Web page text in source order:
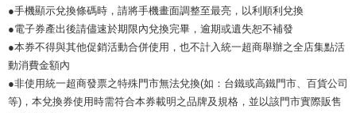
●手機顯示兌換條碼時，請將手機畫面調整至最亮，以利順利兌換
●電子券產出後請儘速於期限內兌換完畢，逾期或遺失恕不補發
●本券不得與其他促銷活動合併使用，也不計入統一超商舉辦之全店集點活
動消費金額內
●非使用統一超商發票之特殊門市無法兌換(如：台鐵或高鐵門市、百貨公司
等)，本兌換券使用時需符合本券載明之品牌及規格，並以該門市實際販售